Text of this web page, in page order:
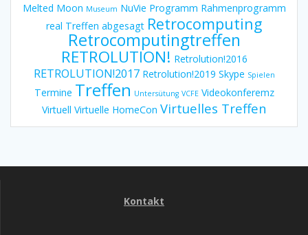
Melted Moon Museum NuVie Programm Rahmenprogramm
real Treffen abgesagt Retrocomputing
Retrocomputingtreffen
RETROLUTION! Retrolution!2016
RETROLUTION!2017 Retrolution!2019 Skype Spielen
Termine Treffen Untersütung VCFE Videokonferemz
Virtuell Virtuelle HomeCon Virtuelles Treffen
Kontakt